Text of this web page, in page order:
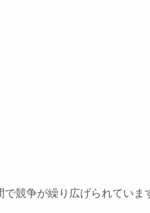
競争が繰り広げられていま